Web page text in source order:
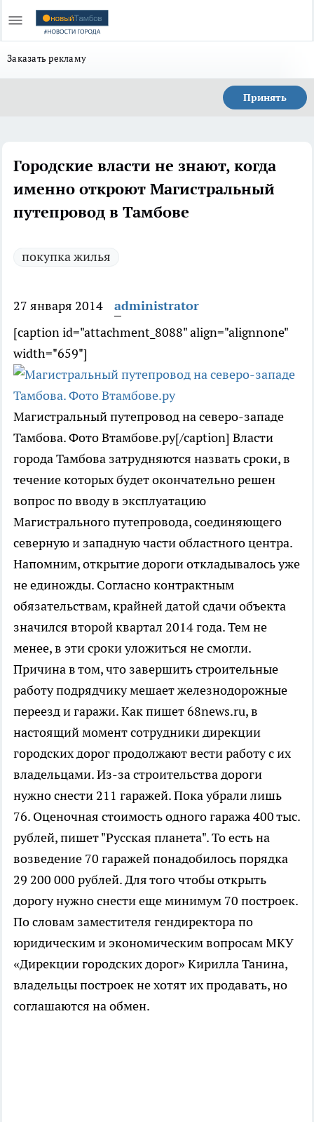
Заказать рекламу
Принять
Городские власти не знают, когда
именно откроют Магистральный
путепровод в Тамбове
покупка жилья
27 января 2014
administrator
[caption id="attachment_8088" align="alignnone"
width="659"]
Магистральный путепровод на северо-западе
Тамбова. Фото Втамбове.ру[/caption] Власти
города Тамбова затрудняются назвать сроки, в
течение которых будет окончательно решен
вопрос по вводу в эксплуатацию
Магистрального путепровода, соединяющего
северную и западную части областного центра.
Напомним, открытие дороги откладывалось уже
не единожды. Согласно контрактным
обязательствам, крайней датой сдачи объекта
значился второй квартал 2014 года. Тем не
менее, в эти сроки уложиться не смогли.
Причина в том, что завершить строительные
работу подрядчику мешает железнодорожные
переезд и гаражи. Как пишет 68news.ru, в
настоящий момент сотрудники дирекции
городских дорог продолжают вести работу с их
владельцами. Из-за строительства дороги
нужно снести 211 гаражей. Пока убрали лишь
76. Оценочная стоимость одного гаража 400 тыс.
рублей, пишет "Русская планета". То есть на
возведение 70 гаражей понадобилось порядка
29 200 000 рублей. Для того чтобы открыть
дорогу нужно снести еще минимум 70 построек.
По словам заместителя гендиректора по
юридическим и экономическим вопросам МКУ
«Дирекции городских дорог» Кирилла Танина,
владельцы построек не хотят их продавать, но
соглашаются на обмен.